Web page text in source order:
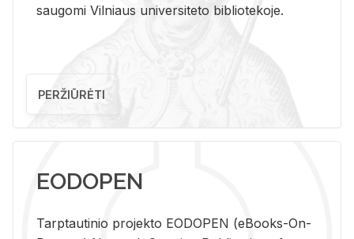
saugomi Vilniaus universiteto bibliotekoje.
PERŽIŪRĖTI
EODOPEN
Tarp­tau­ti­nio pro­jek­to EO­DO­PEN (eBo­oks-On-